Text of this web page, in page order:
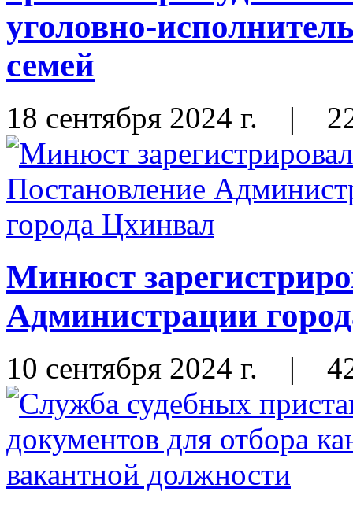
уголовно-
семей
18 сентября 2024 г. |
Минюст
Администрации
10 сентября 2024 г. |